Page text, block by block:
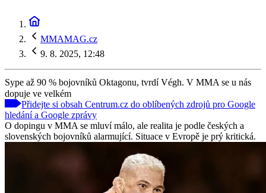
MMAMAG.cz
9. 8. 2025, 12:48
Sype až 90 % bojovníků Oktagonu, tvrdí Végh. V MMA se u nás
dopuje ve velkém
Přidejte si obsah Centrum.cz do oblíbených zdrojů pro Google
hledání a Google zprávy
O dopingu v MMA se mluví málo, ale realita je podle českých a
slovenských bojovníků alarmující. Situace v Evropě je prý kritická.